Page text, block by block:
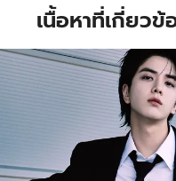
เนื้อหาที่เกี่ยวข้